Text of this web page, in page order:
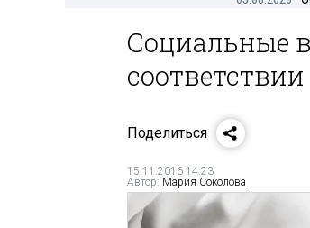
Социальные
Поделиться
15.11.2016 14:23
Автор: Мария Соколова